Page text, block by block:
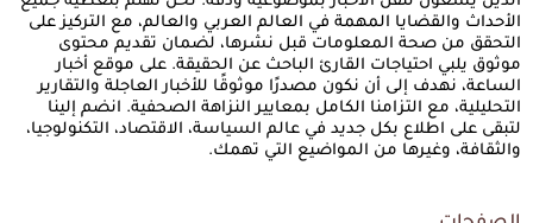
الأحداث والقضايا المهمة في العالم العربي والعالم، مع التركيز على
التحقق من صحة المعلومات قبل نشرها، لضمان تقديم محتوى
موثوق يلبي احتياجات القارئ الباحث عن الحقيقة. على موقع أخبار
الساعة، نهدف إلى أن نكون مصدرًا موثوقًا للأخبار العاجلة والتقارير
التحليلية، مع التزامنا الكامل بمعايير النزاهة الصحفية. انضم إلينا
لتبقى على اطلاع بكل جديد في عالم السياسة، الاقتصاد، التكنولوجيا،
والثقافة، وغيرها من المواضيع التي تهمك.